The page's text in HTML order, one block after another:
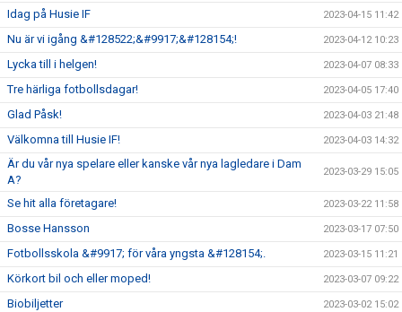
Idag på Husie IF 2023-04-15 11:42
Nu är vi igång &#128522;&#9917;&#128154;! 2023-04-12 10:23
Lycka till i helgen! 2023-04-07 08:33
Tre härliga fotbollsdagar! 2023-04-05 17:40
Glad Påsk! 2023-04-03 21:48
Välkomna till Husie IF! 2023-04-03 14:32
Är du vår nya spelare eller kanske vår nya lagledare i Dam
A?
2023-03-29 15:05
Se hit alla företagare! 2023-03-22 11:58
Bosse Hansson 2023-03-17 07:50
Fotbollsskola &#9917; för våra yngsta &#128154;. 2023-03-15 11:21
Körkort bil och eller moped! 2023-03-07 09:22
Biobiljetter 2023-03-02 15:02